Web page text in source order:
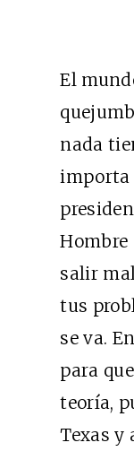
El
nada
importa
Hombre
salir
tus
se va.
para
teoría,
Texas y